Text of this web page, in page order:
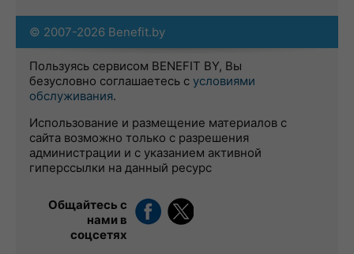
© 2007-2026 Benefit.by
Пользуясь сервисом BENEFIT BY, Вы
безусловно соглашаетесь с условиями
обслуживания.
Использование и размещение материалов с
сайта возможно только с разрешения
администрации и с указанием активной
гиперссылки на данный ресурс
Общайтесь с
нами в
соцсетях